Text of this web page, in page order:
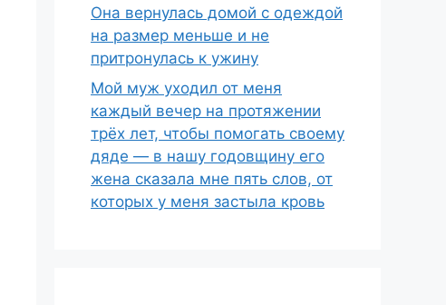
Она вернулась домой с одеждой
на размер меньше и не
притронулась к ужину
Мой муж уходил от меня
каждый вечер на протяжении
трёх лет, чтобы помогать своему
дяде — в нашу годовщину его
жена сказала мне пять слов, от
которых у меня застыла кровь